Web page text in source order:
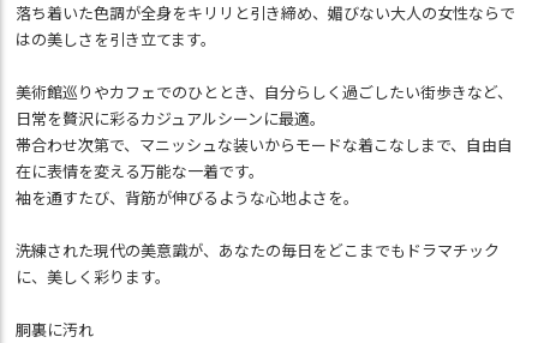
落ち着いた色調が全身をキリリと引き締め、媚びない大人の女性ならで
はの美しさを引き立てます。
美術館巡りやカフェでのひととき、自分らしく過ごしたい街歩きなど、
日常を贅沢に彩るカジュアルシーンに最適。
帯合わせ次第で、マニッシュな装いからモードな着こなしまで、自由自
在に表情を変える万能な一着です。
袖を通すたび、背筋が伸びるような心地よさを。
洗練された現代の美意識が、あなたの毎日をどこまでもドラマチック
に、美しく彩ります。
胴裏に汚れ